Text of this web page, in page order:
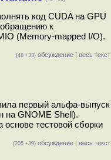
код CUDA на GPU
обращению к
(Memory-mapped I/O).
(48 +33) обсуждение | весь текст
первый альфа-выпуск
на GNOME Shell).
тестовой сборки
(205 +39) обсуждение | весь текст